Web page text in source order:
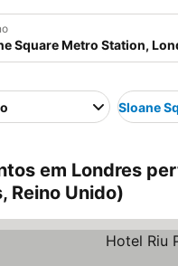
Sloane
em Londres
Reino Unido)